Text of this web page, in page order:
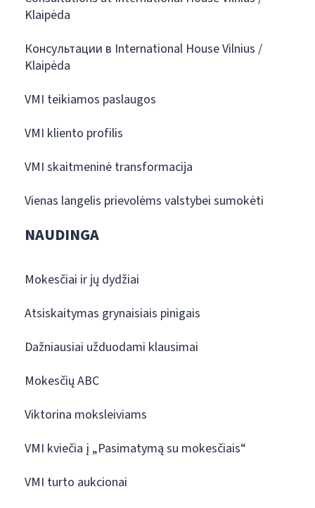
Klaipėda
Консультации в International House Vilnius /
Klaipėda
VMI teikiamos paslaugos
VMI kliento profilis
VMI skaitmeninė transformacija
Vienas langelis prievolėms valstybei sumokėti
NAUDINGA
Mokesčiai ir jų dydžiai
Atsiskaitymas grynaisiais pinigais
Dažniausiai užduodami klausimai
Mokesčių ABC
Viktorina moksleiviams
VMI kviečia į „Pasimatymą su mokesčiais“
VMI turto aukcionai